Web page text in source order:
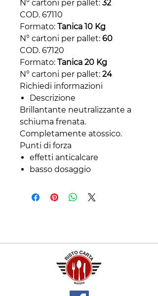
N° cartoni per pallet: 32
COD. 67110
Formato: Tanica 10 Kg
N° cartoni per pallet: 60
COD. 67120
Formato: Tanica 20 Kg
N° cartoni per pallet: 24
Richiedi informazioni
Descrizione
Brillantante neutralizzante a
schiuma frenata.
Completamente atossico.
Punti di forza
effetti anticalcare
basso dosaggio